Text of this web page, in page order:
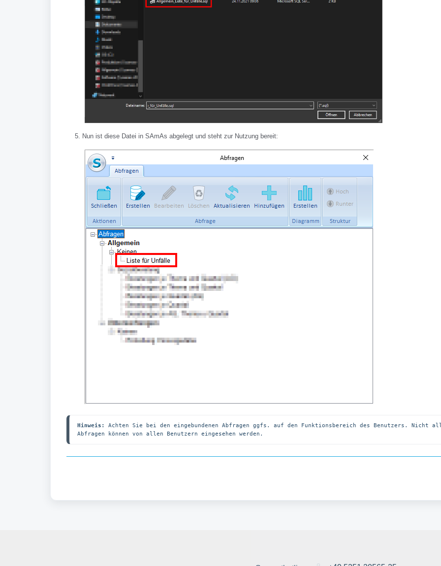
Nun ist diese Datei in SAmAs abgelegt und steht zur Nutzung bereit:
Hinweis: Achten Sie bei den eingebundenen Abfragen ggfs. auf den Funktionsbereich des Benutzers. Nicht
Abfragen können von allen Benutzern eingesehen werden.